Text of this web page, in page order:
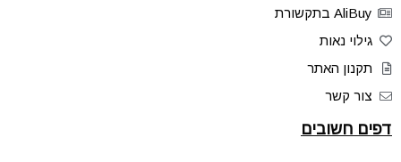
AliBuy בתקשורת
גילוי נאות
תקנון האתר
צור קשר
דפים חשובים